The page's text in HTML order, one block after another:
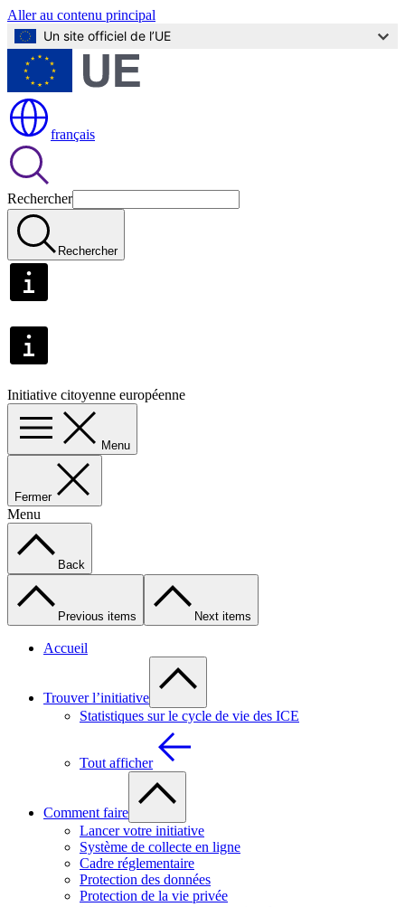
Aller au contenu principal
Un site officiel de l’UE
français
Rechercher
Rechercher
Initiative citoyenne européenne
Menu
Fermer
Menu
Back
Previous items Next items
Accueil
Trouver l’initiative
Statistiques sur le cycle de vie des ICE
Tout afficher
Comment faire
Lancer votre initiative
Système de collecte en ligne
Cadre réglementaire
Protection des données
Protection de la vie privée